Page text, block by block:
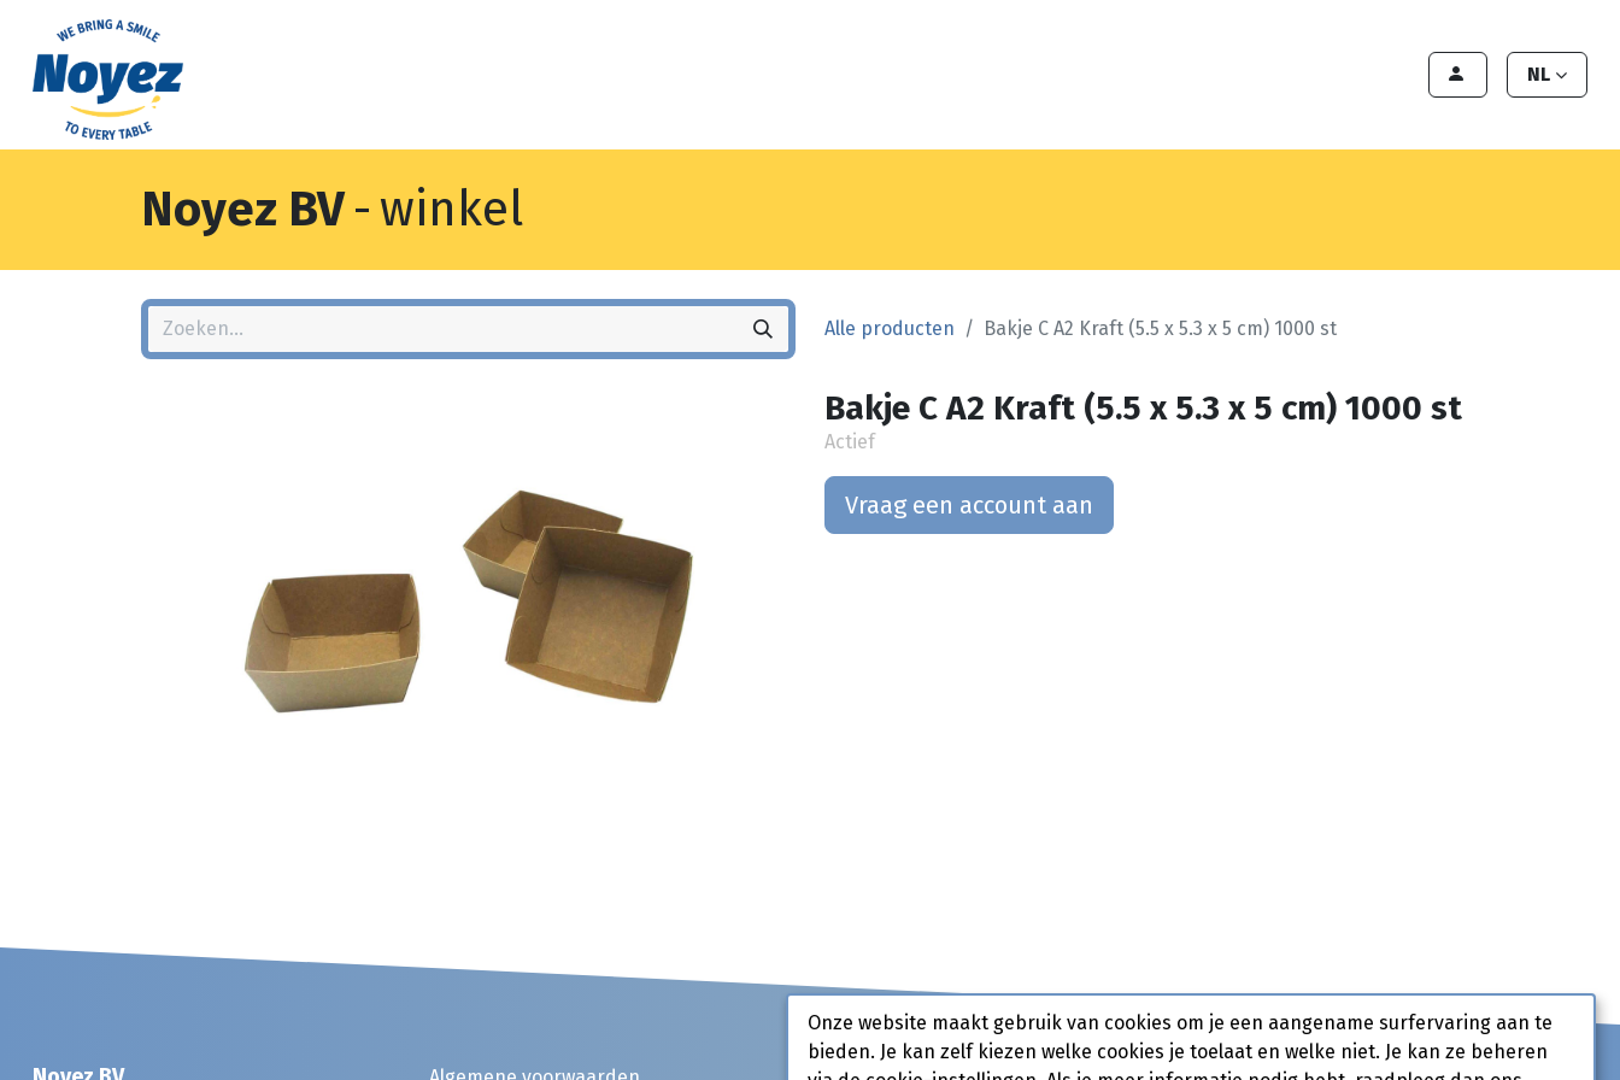
NL
Noyez BV- winkel
Alle producten Bakje C A2 Kraft (5.5 x 5.3 x 5 cm) 1000 st
Bakje C A2 Kraft (5.5 x 5.3 x 5 cm) 1000 st
Actief
Vraag een account aan
Onze website maakt gebruik van cookies om je een aangename surfervaring aan te
bieden. Je kan zelf kiezen welke cookies je toelaat en welke niet. Je kan ze beheren